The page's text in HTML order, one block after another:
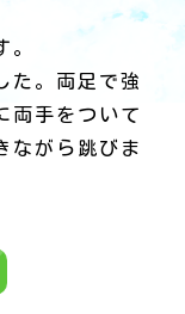
た。両足で強
両手をついて
ながら跳びま